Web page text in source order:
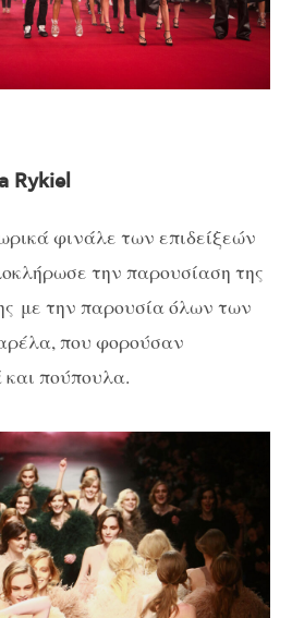
Rykiel
φινάλε των επιδείξεών
την παρουσίαση της
με την παρουσία όλων των
που φορούσαν
πούπουλα.